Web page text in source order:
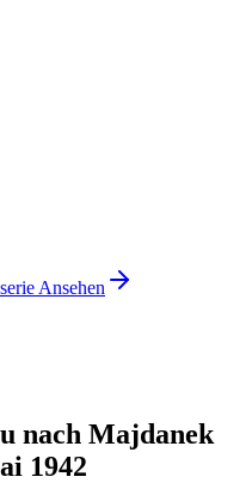
Ansehen
nach Majdanek
1942